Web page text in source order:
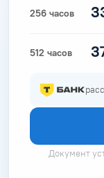
256 часов
512 часов
Документ